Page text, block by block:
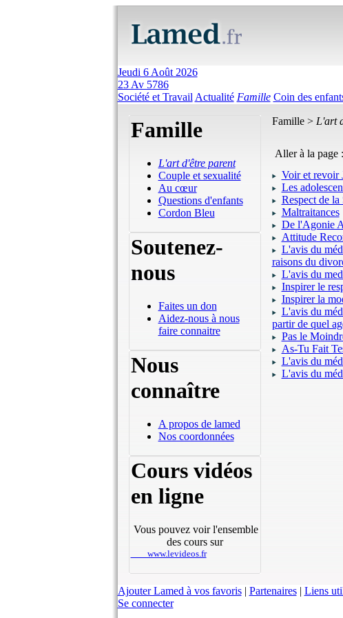
Jeudi 6 Août 2026
23 Av 5786
Société et Travail Actualité Famille Coin des
Famille
L'art d'être parent
Couple et sexualité
Au cœur
Questions d'enfants
Cordon Bleu
Soutenez-
nous
Faites un don
Aidez-nous à nous
faire connaitre
Nous
connaître
A propos de lamed
Nos coordonnées
Cours vidéos
en ligne
Vous pouvez voir l'ensemble
des cours sur
www.levideos.fr
Famille > L'art
Aller à la page :
Voir et revoir
Les
Respect de
Maltraitances
De l'Agonie
Attitude
L'avis du
raisons du
L'avis du
Inspirer le
Inspirer la
L'avis du
partir de quel
Pas le
As-Tu Fait
L'avis du
L'avis du
Ajouter Lamed à vos favoris| Partenaires| Liens
Se connecter